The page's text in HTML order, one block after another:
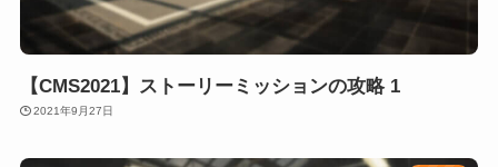
【CMS2021】ストーリーミッションの攻略 1
2021年9月27日